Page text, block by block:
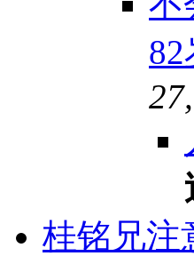
桂铭兄注